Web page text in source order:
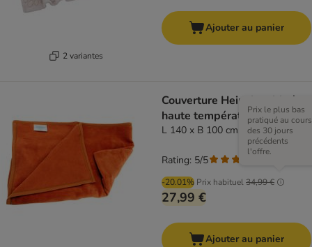
2 variantes
Ajouter au panier
Couverture Heim lavable à
haute température
L 140 x B 100 cm, terracotta
-20.01% Prix habituel34,99 €
Prix le plus bas
pratiqué au cours
des 30 jours
précédents
l'offre.
27,99 €
Rating: 5/5
Ajouter au panier